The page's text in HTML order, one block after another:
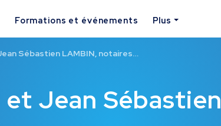
Formations et événements Plus
Jean Sébastien
Sébastien LAMBIN, notaires…